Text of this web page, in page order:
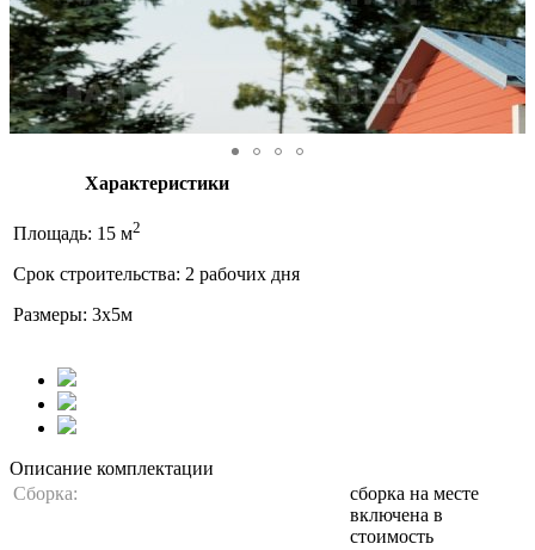
Характеристики
Площадь: 15 м2
Срок строительства: 2 рабочих дня
Размеры: 3x5м
Описание комплектации
Сборка:
сборка на месте
включена в
стоимость